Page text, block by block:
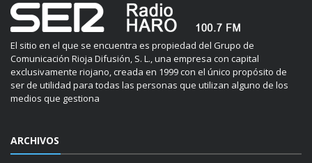
El sitio en el que se encuentra es propiedad del Grupo de
Comunicación Rioja Difusión, S. L., una empresa con capital
exclusivamente riojano, creada en 1999 con el único propósito de
ser de utilidad para todas las personas que utilizan alguno de los
medios que gestiona
ARCHIVOS